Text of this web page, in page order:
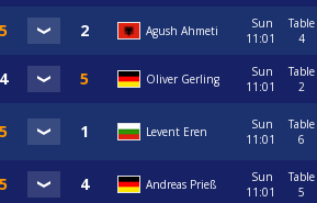
Agush Ahmeti
Sun
11:01
Table
4
Oliver Gerling
Sun
11:01
Table
2
Levent Eren
Sun
11:01
Table
6
Andreas Prieß
Sun
11:01
Table
5